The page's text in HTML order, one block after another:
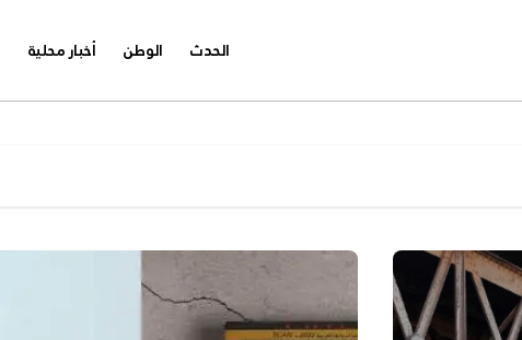
الحدث الوطن أخبار محلية